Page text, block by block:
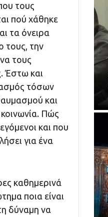
τους
πού χάθηκε
τα όνειρα
τους, την
τους
Έστω και
τόσων
και
Πώς
και που
για ένα
καθημερινά
ποια είναι
δύναμη να